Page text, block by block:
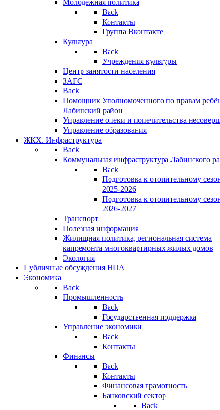
Молодежная политика
Back
Контакты
Группа Вконтакте
Культура
Back
Учреждения культуры
Центр занятости населения
ЗАГС
Back
Помощник Уполномоченного по правам
Лабинский район
Управление опеки и попечительства
Управление образования
ЖКХ. Инфраструктура
Back
Коммунальная инфраструктура Лабинского
Back
Подготовка к отопительному
2025-2026
Подготовка к отопительному
2026-2027
Транспорт
Полезная информация
Жилищная политика, региональная система
капремонта многоквартирных жилых домов
Экология
Публичные обсуждения НПА
Экономика
Back
Промышленность
Back
Государственная поддержка
Управление экономики
Back
Контакты
Финансы
Back
Контакты
Финансовая грамотность
Банковский сектор
Back